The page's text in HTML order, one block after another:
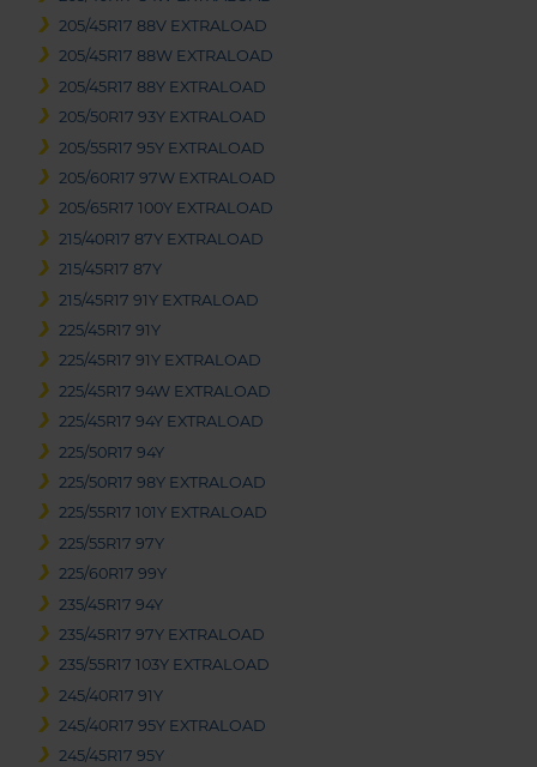
205/45R17 88V EXTRALOAD
205/45R17 88W EXTRALOAD
205/45R17 88Y EXTRALOAD
205/50R17 93Y EXTRALOAD
205/55R17 95Y EXTRALOAD
205/60R17 97W EXTRALOAD
205/65R17 100Y EXTRALOAD
215/40R17 87Y EXTRALOAD
215/45R17 87Y
215/45R17 91Y EXTRALOAD
225/45R17 91Y
225/45R17 91Y EXTRALOAD
225/45R17 94W EXTRALOAD
225/45R17 94Y EXTRALOAD
225/50R17 94Y
225/50R17 98Y EXTRALOAD
225/55R17 101Y EXTRALOAD
225/55R17 97Y
225/60R17 99Y
235/45R17 94Y
235/45R17 97Y EXTRALOAD
235/55R17 103Y EXTRALOAD
245/40R17 91Y
245/40R17 95Y EXTRALOAD
245/45R17 95Y